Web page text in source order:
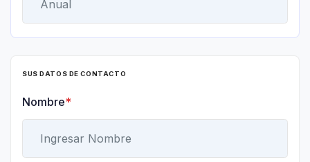
SUS DATOS DE CONTACTO
Nombre*